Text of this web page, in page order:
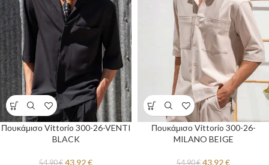
Πουκάμισο Vittorio 300-26-VENTI
BLACK
54,90€ 43,92€
Πουκάμισο Vittorio 300-26-
MILANO BEIGE
54,90€ 43,92€